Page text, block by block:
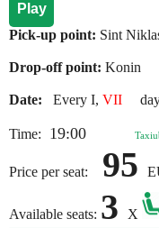
Play
Pick-up point: Sint
Drop-off point: Konin
Date: Every I, VII
Time: 19:00
Price per seat: 95
Available seats: 3
X